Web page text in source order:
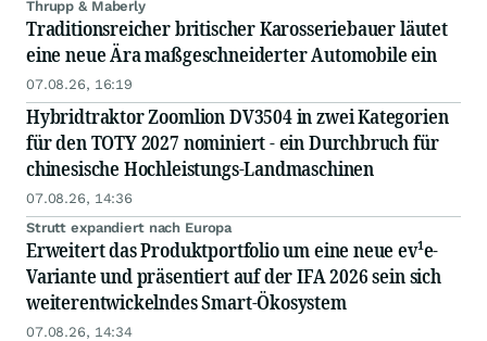
Thrupp & Maberly
Traditionsreicher britischer Karosseriebauer läutet
eine neue Ära maßgeschneiderter Automobile ein
07.08.26, 16:19
Hybridtraktor Zoomlion DV3504 in zwei Kategorien
für den TOTY 2027 nominiert - ein Durchbruch für
chinesische Hochleistungs-Landmaschinen
07.08.26, 14:36
Strutt expandiert nach Europa
Erweitert das Produktportfolio um eine neue ev¹e-
Variante und präsentiert auf der IFA 2026 sein sich
weiterentwickelndes Smart-Ökosystem
07.08.26, 14:34